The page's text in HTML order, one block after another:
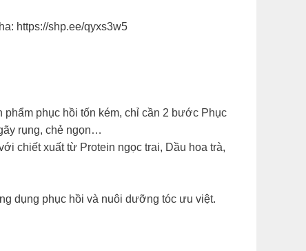
https://shp.ee/qyxs3w5
phẩm phục hồi tốn kém, chỉ cần 2 bước Phục
rụng, chẻ ngọn…
chiết xuất từ Protein ngọc trai, Dầu hoa trà,
dụng phục hồi và nuôi dưỡng tóc ưu việt.